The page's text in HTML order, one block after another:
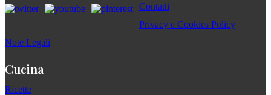
Contatti
Privacy e Cookies Policy
Note Legali
Cucina
Ricette